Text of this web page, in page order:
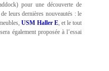
pour une découverte de
leurs dernières nouveautés : le
USM Haller E, et le tout
également proposée à l’essai